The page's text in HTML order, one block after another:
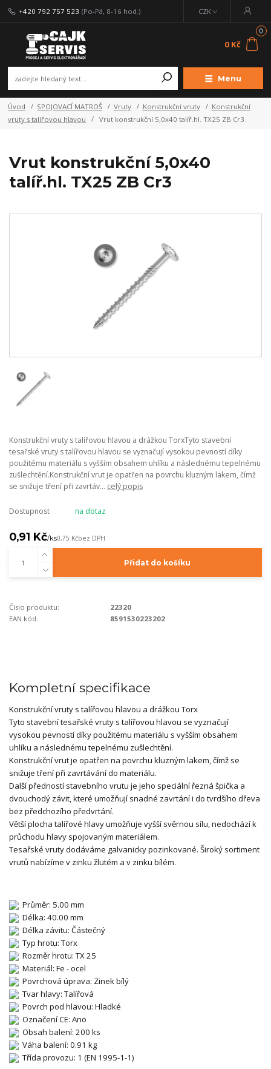
Menu
CZK
+420 792 757 523 (Po-Pá, 8-16 hod.)
0
0 Kč
Úvod SPOJOVACÍ MATROŠ Vruty Konstrukční vruty
Konstrukční
vruty s talířovou hlavou
Vrut konstrukční 5,0x40 talíř.hl. TX25 ZB Cr3
Vrut konstrukční 5,0x40
talíř.hl. TX25 ZB Cr3
Konstrukční vruty s talířovou hlavou a drážkou TorxTyto stavební
tesařské vruty s talířovou hlavou se vyznačují vysokou pevností díky
použitému materiálu s vyšším obsahem uhlíku a následnému tepelnému
zušlechtění.Konstrukční vrut je opatřen na povrchu kluzným lakem, čímž
se snižuje tření při zavrtáv... celý popis
Dostupnost na dotaz
0,91 Kč/ks0,75 Kčbez DPH
Přidat do košíku
Číslo produktu:
22320
EAN kód:
8591530223202
Kompletní specifikace
Konstrukční vruty s talířovou hlavou a drážkou Torx
Tyto stavební tesařské vruty s talířovou hlavou se vyznačují
vysokou pevností díky použitému materiálu s vyšším obsahem
uhlíku a následnému tepelnému zušlechtění.
Konstrukční vrut je opatřen na povrchu kluzným lakem, čímž se
snižuje tření při zavrtávání do materiálu.
Další předností stavebního vrutu je jeho speciální řezná špička a
dvouchodý závit, které umožňují snadné zavrtání i do tvrdšího dřeva
bez předchozího předvrtání.
Větší plocha talířové hlavy umožňuje vyšší svěrnou sílu, nedochází k
průchodu hlavy spojovaným materiálem.
Tesařské vruty dodáváme galvanicky pozinkované. Široký sortiment
vrutů nabízíme v zinku žlutém a v zinku bílém.
Průměr: 5.00 mm
Délka: 40.00 mm
Délka závitu: Částečný
Typ hrotu: Torx
Rozměr hrotu: TX 25
Materiál: Fe - ocel
Povrchová úprava: Zinek bílý
Tvar hlavy: Talířová
Povrch pod hlavou: Hladké
Označení CE: Ano
Obsah balení: 200 ks
Váha balení: 0.91 kg
Třída provozu: 1 (EN 1995-1-1)